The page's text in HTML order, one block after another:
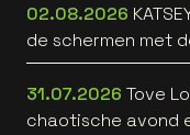
02.08.2026
de schermen met
HEARTS [trailer]
31.07.2026 Tove
chaotische avond